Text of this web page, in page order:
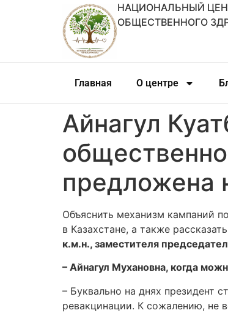
НАЦИОНАЛЬНЫЙ
ОБЩЕСТВЕННОГО
Главная О центре
Айнагул
предложена
Объяснить механизм кампаний
в Казахстане, а также
к.м.н., заместителя
– Айнагул Мухановна, когда
– Буквально на днях президент
ревакцинации. К сожалению, не